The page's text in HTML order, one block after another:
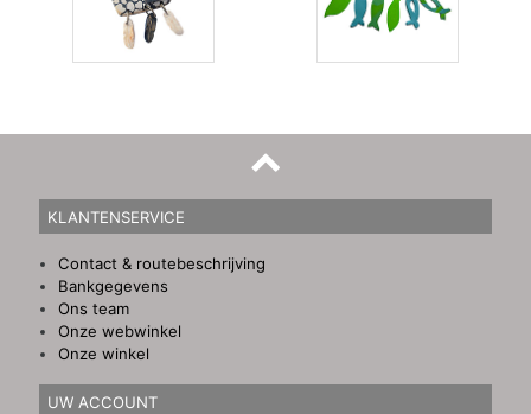
KLANTENSERVICE
Contact & routebeschrijving
Bankgegevens
Ons team
Onze webwinkel
Onze winkel
UW ACCOUNT